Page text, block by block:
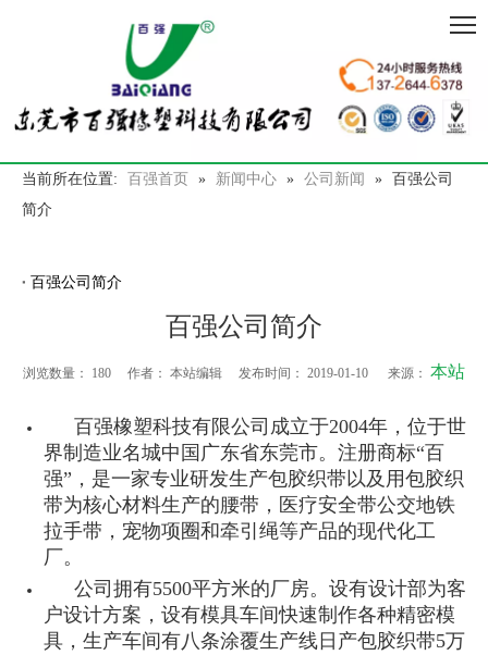
当前所在位置: 百强首页 » 新闻中心 » 公司新闻 » 百强公司
简介
百强公司简介
百强公司简介
浏览数量： 180 作者： 本站编辑 发布时间： 2019-01-10 来源： 本站
百强橡塑科技有限公司成立于2004年，位于世
界制造业名城中国广东省东莞市。注册商标“百
强”️，是一家专业研发生产包胶织带以及用包胶织
带为核心材料生产的腰带，医疗安全带公交地铁
拉手带，宠物项圈和牵引绳等产品的现代化工
厂。
公司拥有5500平方米的厂房。设有设计部为客
户设计方案，设有模具车间快速制作各种精密模
具，生产车间有八条涂覆生产线日产包胶织带5万